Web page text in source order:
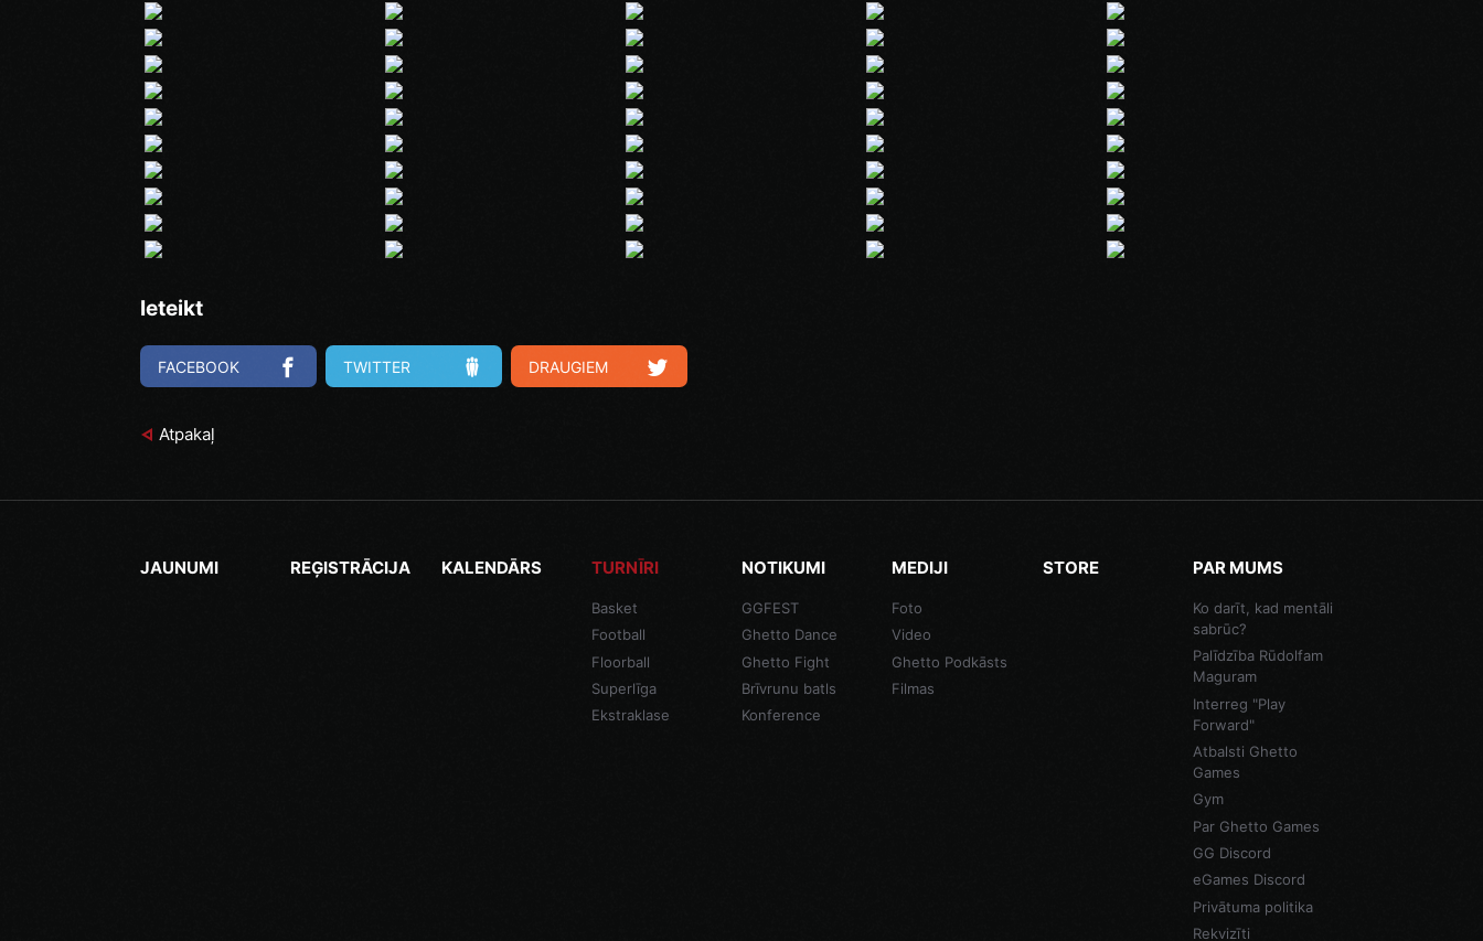
Ieteikt
FACEBOOK TWITTER DRAUGIEM
Atpakaļ
JAUNUMI REĢISTRĀCIJA KALENDĀRS TURNĪRI
Basket
Football
Floorball
Superlīga
Ekstraklase
NOTIKUMI
GGFEST
Ghetto Dance
Ghetto Fight
Brīvrunu batls
Konference
MEDIJI
Foto
Video
Ghetto Podkāsts
Filmas
STORE PAR MUMS
Ko darīt, kad mentāli
sabrūc?
Palīdzība Rūdolfam
Maguram
Interreg "Play
Forward"
Atbalsti Ghetto
Games
Gym
Par Ghetto Games
GG Discord
eGames Discord
Privātuma politika
Rekvizīti